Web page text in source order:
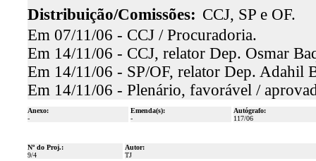
Distribuição/Comissões: CCJ, SP e OF.
Em 07/11/06 - CCJ / Procuradoria.
Em 14/11/06 - CCJ, relator Dep. Osmar
Em 14/11/06 - SP/OF, relator Dep. Adahil
Em 14/11/06 - Plenário, favorável /
Anexo:
-
Emenda(s):
-
Autógrafo:
117/06
Nº do Proj.:
9/4
Autor:
TJ